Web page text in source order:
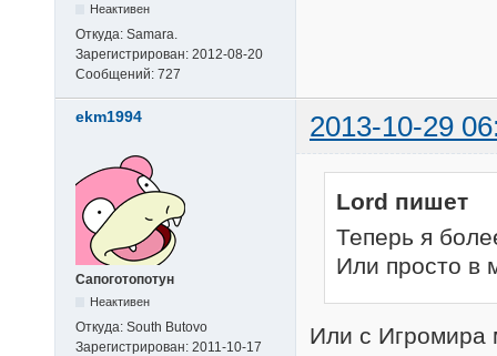
Неактивен
Откуда: Samara.
Зарегистрирован: 2012-08-20
Сообщений: 727
ekm1994 2013-10-29
Сапоготопотун
Неактивен
Откуда: South Butovo
Зарегистрирован: 2011-10-17
Lord пишет
Теперь я
Или просто в
Или с Игромира